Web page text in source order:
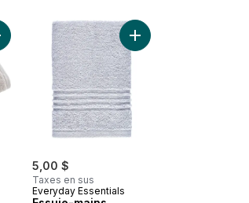
rose pâle au panier
Serviette de bain Perform, naturel au
5,00 $
Taxes en sus
Everyday Essentials
Ajouter Essuie-mains